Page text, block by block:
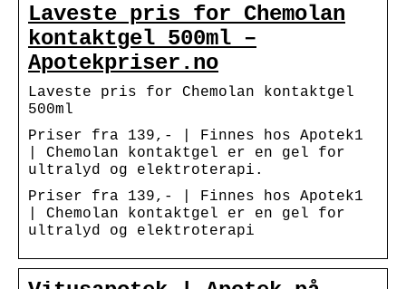
Laveste pris for Chemolan
kontaktgel 500ml –
Apotekpriser.no
Laveste pris for Chemolan kontaktgel
500ml
Priser fra 139,- | Finnes hos Apotek1
| Chemolan kontaktgel er en gel for
ultralyd og elektroterapi.
Priser fra 139,- | Finnes hos Apotek1
| Chemolan kontaktgel er en gel for
ultralyd og elektroterapi